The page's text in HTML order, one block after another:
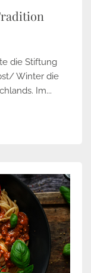
die Stiftung
Winter die
Im...